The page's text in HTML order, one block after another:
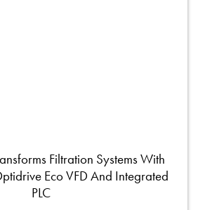
Filtration Systems With
Eco VFD And Integrated
PLC